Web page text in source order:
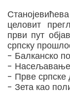
целовит
први пут
српску
- Балканско
-
- Прве српске
- Зета као